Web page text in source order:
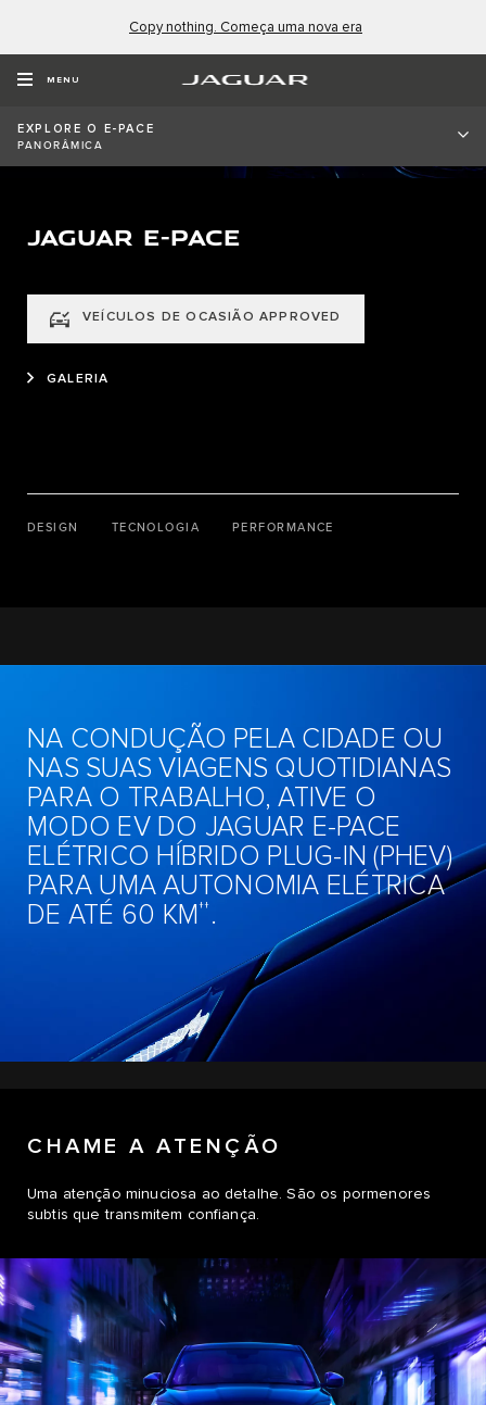
Copy nothing. Começa uma nova era
MENU
EXPLORE O E-PACE
PANORÂMICA
JAGUAR E-PACE
VEÍCULOS DE OCASIÃO APPROVED
GALERIA
DESIGN TECNOLOGIA PERFORMANCE
NA CONDUÇÃO PELA CIDADE OU
NAS SUAS VIAGENS QUOTIDIANAS
PARA O TRABALHO, ATIVE O
MODO EV DO JAGUAR E-PACE
ELÉTRICO HÍBRIDO PLUG-IN (PHEV)
PARA UMA AUTONOMIA ELÉTRICA
DE ATÉ 60 KM †† .
CHAME A ATENÇÃO
Uma atenção minuciosa ao detalhe. São os pormenores
subtis que transmitem confiança.